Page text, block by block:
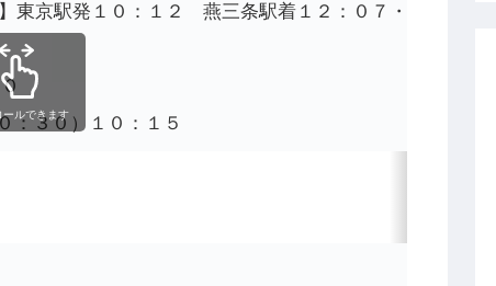
東京駅発１０：１２ 燕三条駅着１２：０７・弥彦競輪
：３０）１０：１５
ールできます